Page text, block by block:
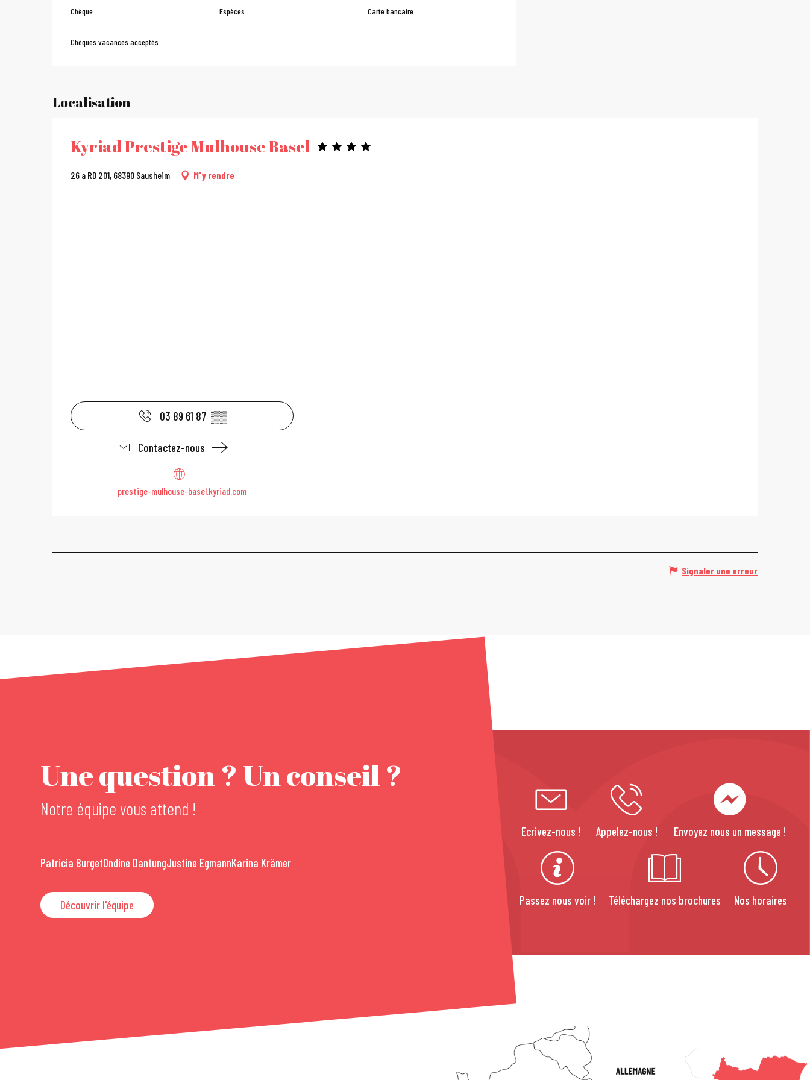
Chèque Espèces Carte bancaire
Chèques vacances acceptés
Localisation
Kyriad Prestige Mulhouse Basel
26 a RD 201, 68390 Sausheim M'y rendre
03 89 61 87 ▒▒
Contactez-nous
prestige-mulhouse-basel.kyriad.com
Signaler une erreur
Une question ? Un conseil ?
Notre équipe vous attend !
Patricia BurgetOndine DantungJustine EgmannKarina Krämer
Découvrir l'équipe
Ecrivez-nous ! Appelez-nous ! Envoyez nous un message !
Passez nous voir ! Téléchargez nos brochures Nos horaires